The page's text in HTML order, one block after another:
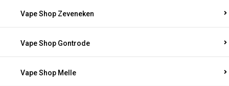
Vape Shop Zeveneken
Vape Shop Gontrode
Vape Shop Melle